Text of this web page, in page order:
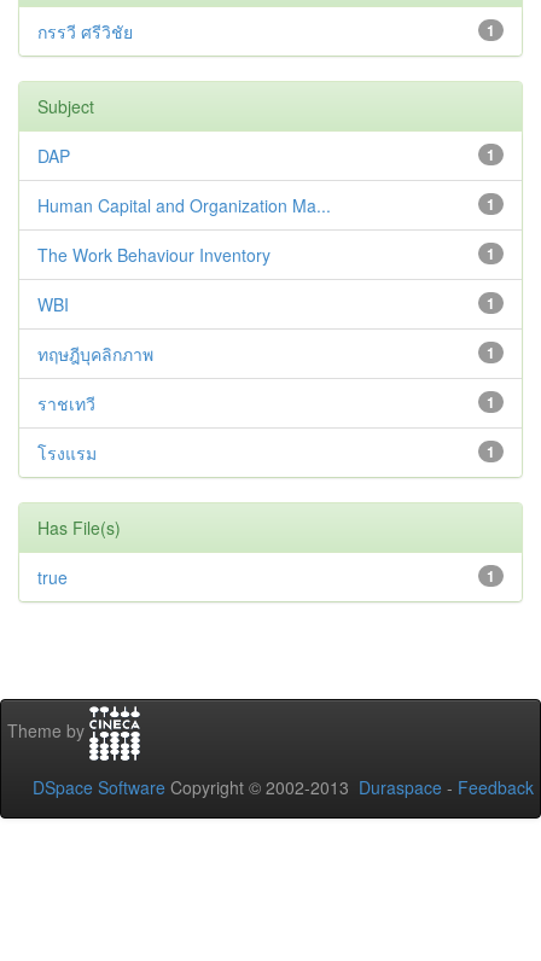
1
กรรวี ศรีวิชัย
Subject
1
DAP
1
Human Capital and Organization Ma...
1
The Work Behaviour Inventory
1
WBI
1
ทฤษฎีบุคลิกภาพ
1
ราชเทวี
1
โรงแรม
Has File(s)
1
true
Theme by
DSpace Software Copyright © 2002-2013 Duraspace - Feedback